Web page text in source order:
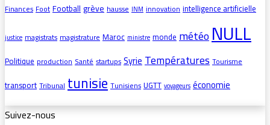
FinancesFootFootballgrèvehausse INM innovationintelligence artificielle
justice magistratsmagistratureMaroc ministre mondemétéoNULL
Politique productionSantéstartupsSyrieTempératuresTourisme
transportTribunaltunisieTunisiensUGTT voyageurs économie
Suivez-nous